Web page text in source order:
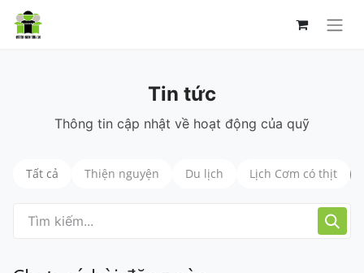
Tin tức
Thông tin cập nhật về hoạt động của quỹ
Tất cả Thiện nguyện Du lịch Lịch Cơm có thịt